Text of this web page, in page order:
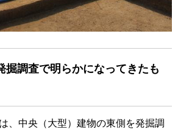
掘調査で明らかになってきたも
、中央（大型）建物の東側を発掘調